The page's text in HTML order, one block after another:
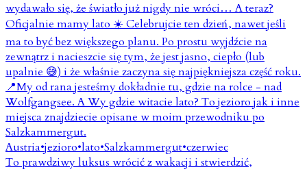
To prawdziwy luksus wrócić z wakacji i stwierdzić,